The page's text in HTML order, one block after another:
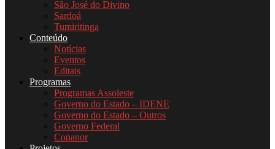
São José do Divino
Sardoá
Tumiritinga
Conteúdo
Notícias
Eventos
Editais
Programas
Programas Assoleste
Governo do Estado – IDENE
Governo do Estado – Outros
Governo Federal
Copanor